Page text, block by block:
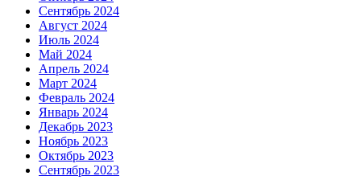
Сентябрь 2024
Август 2024
Июль 2024
Май 2024
Апрель 2024
Март 2024
Февраль 2024
Январь 2024
Декабрь 2023
Ноябрь 2023
Октябрь 2023
Сентябрь 2023